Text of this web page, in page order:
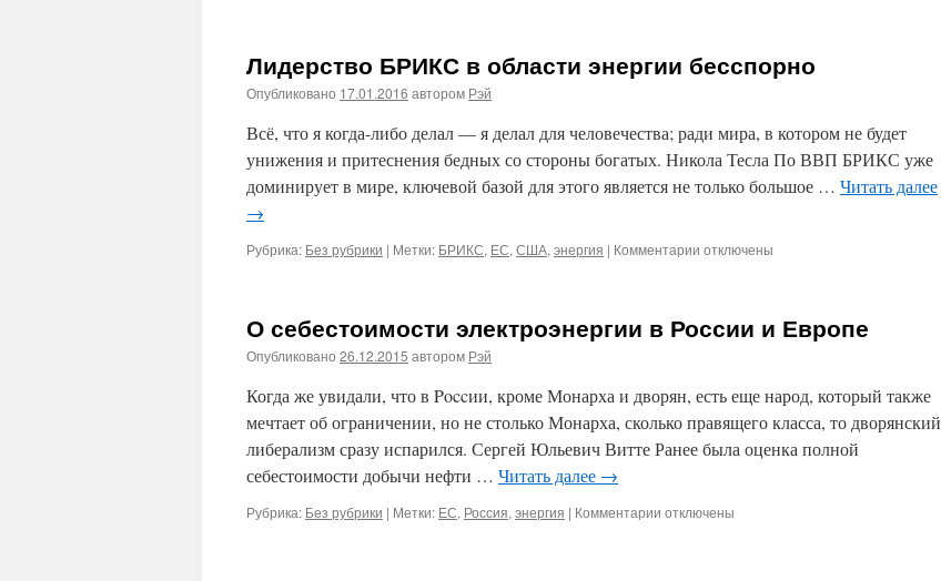
Лидерство БРИКС в области энергии бесспорно
Опубликовано 17.01.2016 автором Рэй
Всё, что я когда-либо делал — я делал для человечества; ради мира, в котором не будет
унижения и притеснения бедных со стороны богатых. Никола Тесла По ВВП БРИКС уже
доминирует в мире, ключевой базой для этого является не только большое … Читать далее
→
Рубрика: Без рубрики | Метки: БРИКС, ЕС, США, энергия | Комментарии к
в
отключены
О себестоимости электроэнергии в России и Европе
Опубликовано 26.12.2015 автором Рэй
Когда же увидали, что в Poccии, кроме Монарха и дворян, есть еще народ, который также
мечтает об ограничении, но не столько Монарха, сколько правящего класса, то дворянский
либерализм сразу испарился. Сергей Юльевич Витте Ранее была оценка полной
себестоимости добычи нефти … Читать далее →
Рубрика: Без рубрики | Метки: ЕС, Россия, энергия | Комментарии котключены